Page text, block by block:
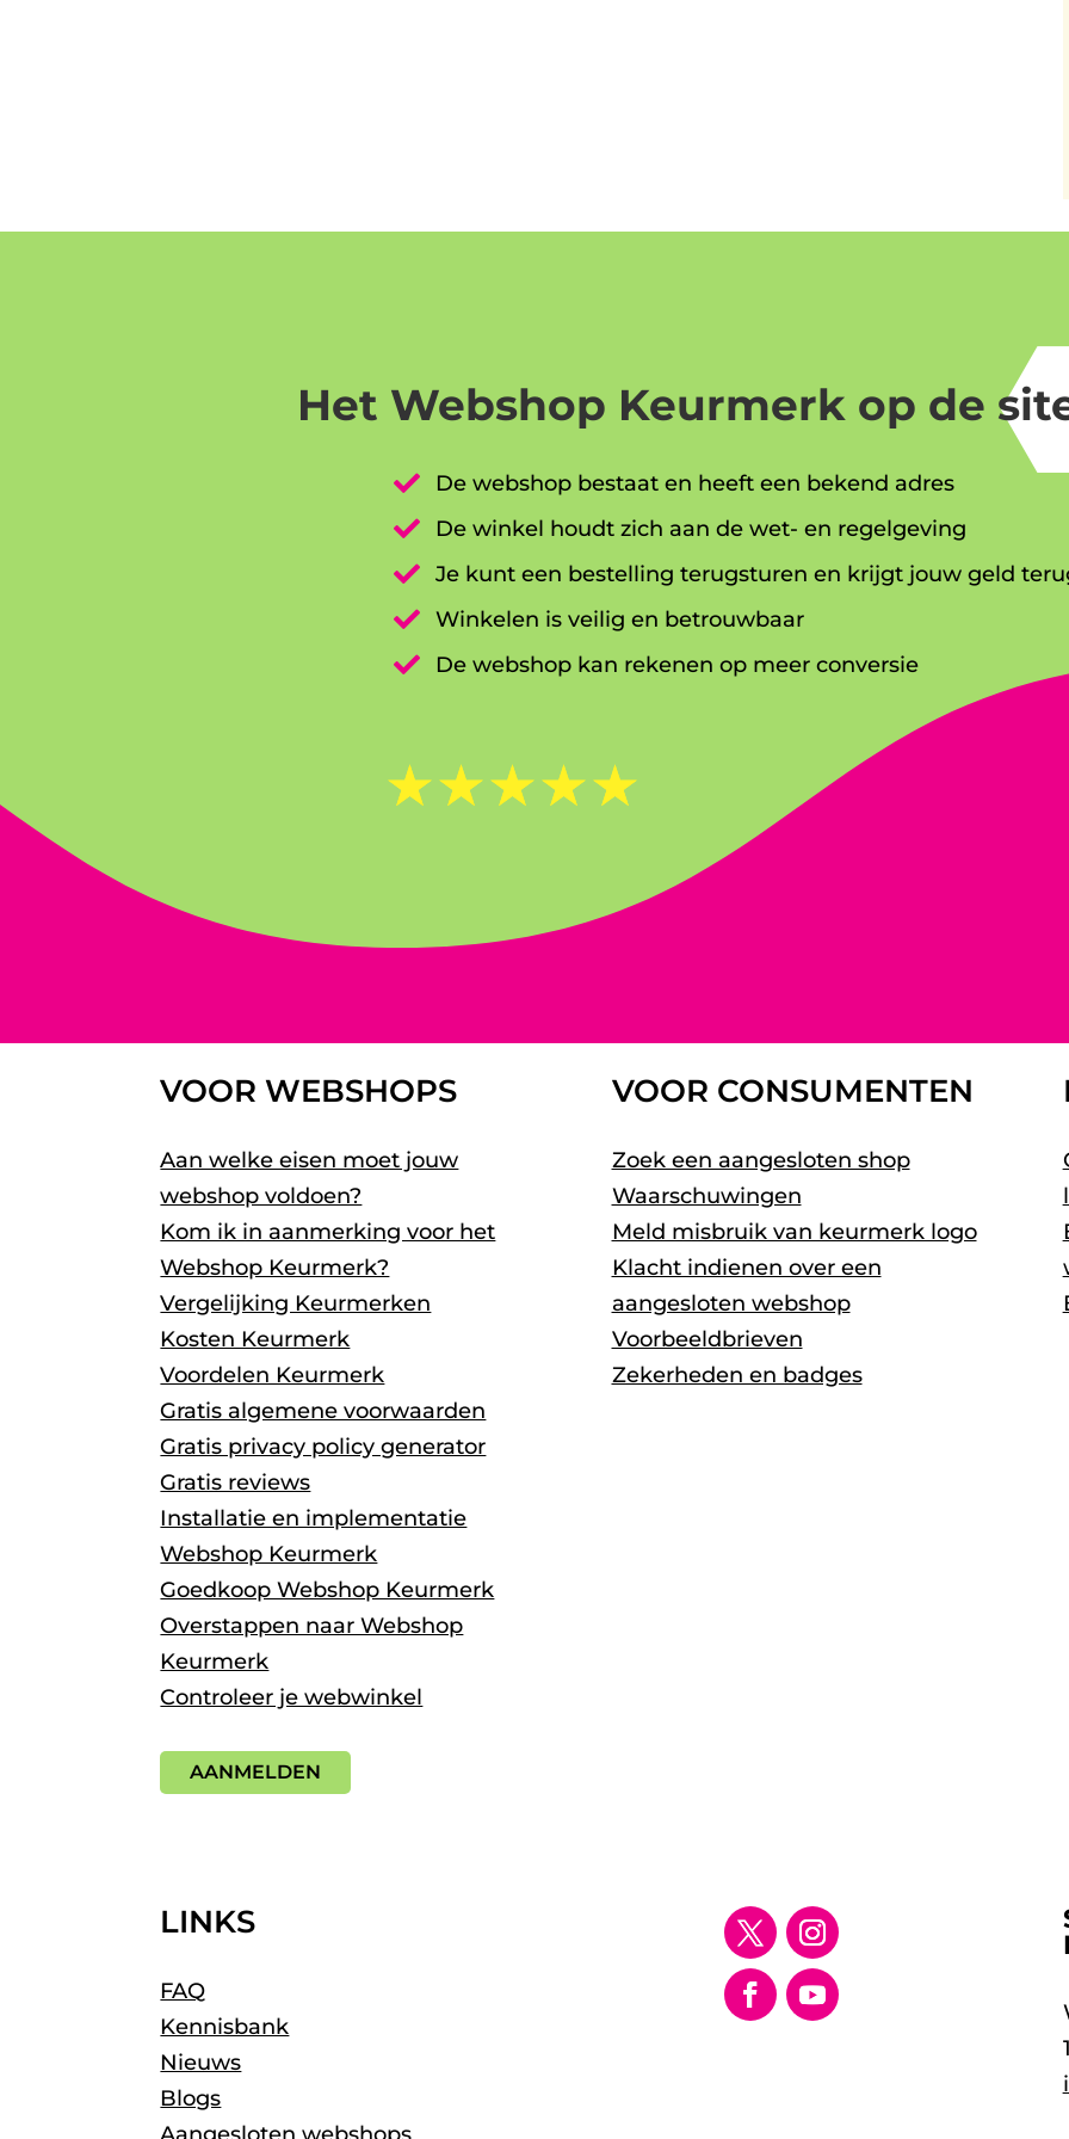
Het Webshop Keurmerk op de

De webshop bestaat en heeft een bekend adres

De winkel houdt zich aan de wet- en regelgeving
 Je kunt een bestelling terugsturen en krijgt jouw geld
 Winkelen is veilig en betrouwbaar

De webshop kan rekenen op meer conversie
☆☆☆☆☆
VOOR WEBSHOPS
Aan welke eisen moet jouw
webshop voldoen?
Kom ik in aanmerking voor het
Webshop Keurmerk?
Vergelijking Keurmerken
Kosten Keurmerk
Voordelen Keurmerk
Gratis algemene voorwaarden
Gratis privacy policy generator
Gratis reviews
Installatie en implementatie
Webshop Keurmerk
Goedkoop Webshop Keurmerk
Overstappen naar Webshop
Keurmerk
Controleer je webwinkel
AANMELDEN
VOOR CONSUMENTEN
Zoek een aangesloten shop
Waarschuwingen
Meld misbruik van keurmerk logo
Klacht indienen over een
aangesloten webshop
Voorbeeldbrieven
Zekerheden en badges
LINKS
FAQ
Kennisbank
Nieuws
Blogs